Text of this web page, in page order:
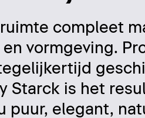
compleet
vormgeving.
Starck is het
puur, elegant,